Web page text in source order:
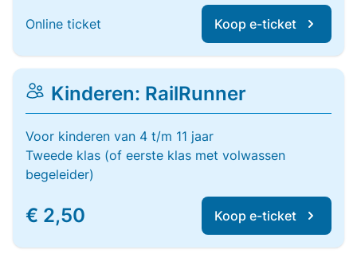
Online ticket Koop e-ticket
Kinderen: RailRunner
Voor kinderen van 4 t/m 11 jaar
Tweede klas (of eerste klas met volwassen
begeleider)
€ 2,50 Koop e-ticket